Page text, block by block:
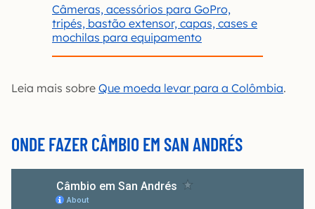
Câmeras, acessórios para GoPro,
tripés, bastão extensor, capas, cases e
mochilas para equipamento
Leia mais sobre Que moeda levar para a Colômbia.
ONDE FAZER CÂMBIO EM SAN ANDRÉS